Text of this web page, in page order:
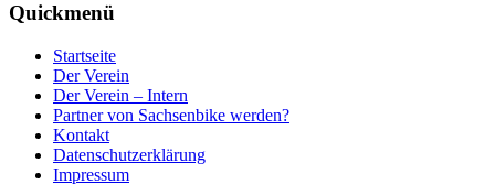
Quickmenü
Startseite
Der Verein
Der Verein – Intern
Partner von Sachsenbike werden?
Kontakt
Datenschutzerklärung
Impressum